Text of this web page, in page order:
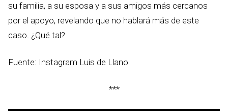
su familia, a su esposa y a sus amigos más cercanos
por el apoyo, revelando que no hablará más de este
caso. ¿Qué tal?
Fuente: Instagram Luis de Llano
***